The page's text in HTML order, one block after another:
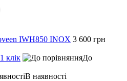
IWH850 INOX 3 600 грн
клік
До
В наявності